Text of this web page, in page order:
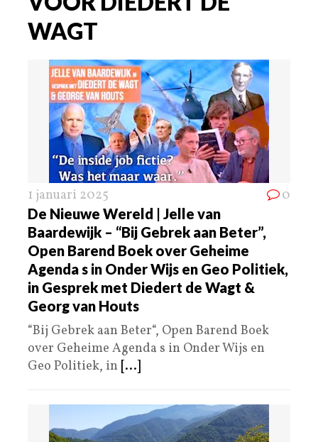
WAGT
1 januari 2025 0
De Nieuwe Wereld | Jelle van
Baardewijk – “Bij Gebrek aan Beter”,
Open Barend Boek over Geheime
Agenda s in Onder Wijs en Geo Politiek,
in Gesprek met Diedert de Wagt &
Georg van Houts
“Bij Gebrek aan Beter“, Open Barend Boek
over Geheime Agenda s in Onder Wijs en
Geo Politiek, in [...]